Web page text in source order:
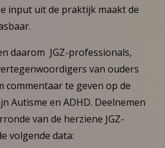
input uit de praktijk maakt de
daarom JGZ-professionals,
van ouders
commentaar te geven op de
Autisme en ADHD. Deelnemen
van de herziene JGZ-
volgende data: